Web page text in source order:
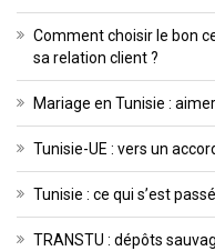
Comment choisir le bon
sa relation client ?
Mariage en Tunisie :
Tunisie-UE : vers un
Tunisie : ce qui s’est
TRANSTU : dépôts